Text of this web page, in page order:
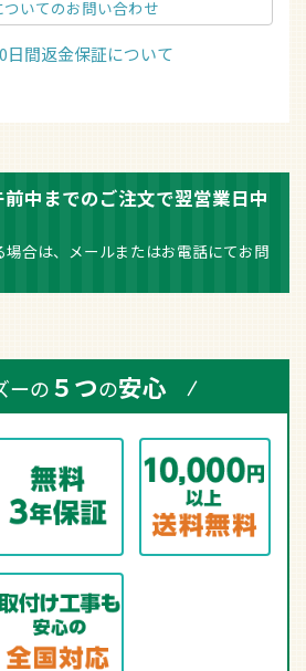
いてのお問い合わせ
日間返金保証について
中までのご注文で翌営業日中
合は、メールまたはお電話にてお問
ーの５つの安心